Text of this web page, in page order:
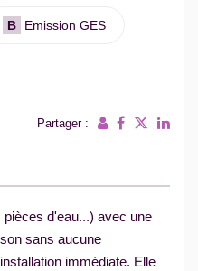
B Emission GES
Partager :
d'eau...) avec une
sans aucune
immédiate. Elle